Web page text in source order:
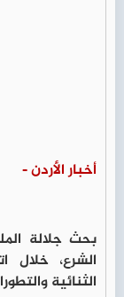
أخبار الأردن -
بحث جلالة
الشرع، خلال
الثنائية